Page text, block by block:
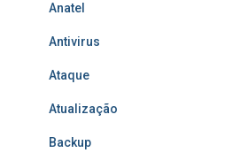
Anatel
Antivirus
Ataque
Atualização
Backup